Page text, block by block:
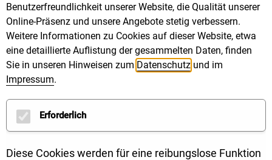
Kostenlose Initialberatung
Benutzerfreundlichkeit unserer Website, die Qualität unserer
Online-Präsenz und unsere Angebote stetig verbessern.
Weitere Informationen zu Cookies auf dieser Website, etwa
eine detaillierte Auflistung der gesammelten Daten, finden
Sie in unseren Hinweisen zum Datenschutz und im
Impressum.
Erforderlich
Diese Cookies werden für eine reibungslose Funktion